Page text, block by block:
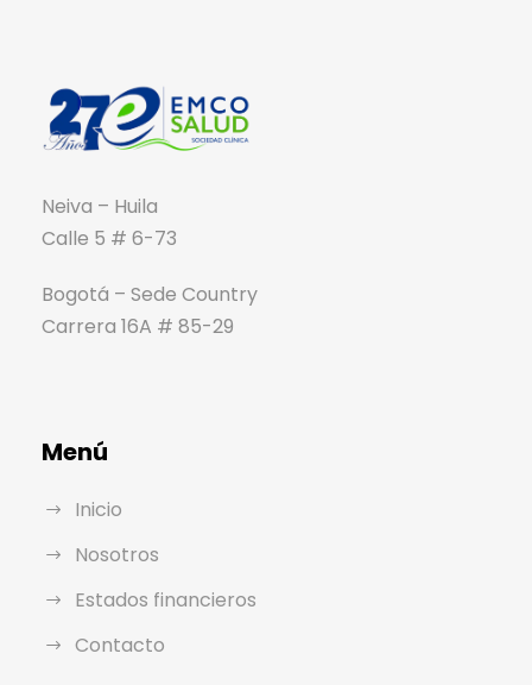
Neiva – Huila
Calle 5 # 6-73
Bogotá – Sede Country
Carrera 16A # 85-29
Menú
Inicio
Nosotros
Estados financieros
Contacto